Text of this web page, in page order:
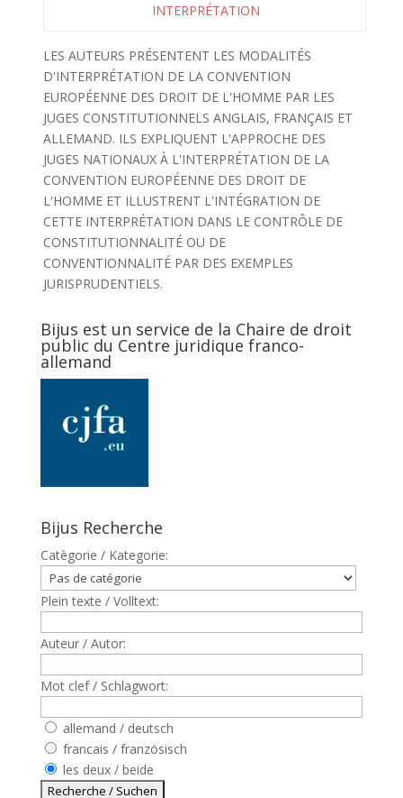
INTERPRÉTATION
LES AUTEURS PRÉSENTENT LES MODALITÉS
D'INTERPRÉTATION DE LA CONVENTION
EUROPÉENNE DES DROIT DE L'HOMME PAR LES
JUGES CONSTITUTIONNELS ANGLAIS, FRANÇAIS ET
ALLEMAND. ILS EXPLIQUENT L'APPROCHE DES
JUGES NATIONAUX À L'INTERPRÉTATION DE LA
CONVENTION EUROPÉENNE DES DROIT DE
L'HOMME ET ILLUSTRENT L'INTÉGRATION DE
CETTE INTERPRÉTATION DANS LE CONTRÔLE DE
CONSTITUTIONNALITÉ OU DE
CONVENTIONNALITÉ PAR DES EXEMPLES
JURISPRUDENTIELS.
Bijus est un service de la Chaire de droit
public du Centre juridique franco-
allemand
Bijus Recherche
Catègorie / Kategorie:
Plein texte / Volltext:
Auteur / Autor:
Mot clef / Schlagwort:
allemand / deutsch
francais / französisch
les deux / beide